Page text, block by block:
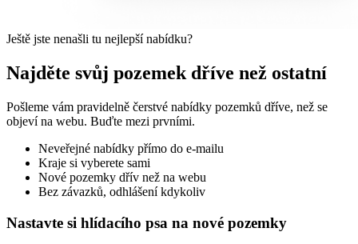
Ještě jste nenašli tu nejlepší nabídku?
Najděte svůj pozemek dříve než ostatní
Pošleme vám pravidelně čerstvé nabídky pozemků dříve, než se
objeví na webu. Buďte mezi prvními.
Neveřejné nabídky přímo do e-mailu
Kraje si vyberete sami
Nové pozemky dřív než na webu
Bez závazků, odhlášení kdykoliv
Nastavte si hlídacího psa na nové pozemky